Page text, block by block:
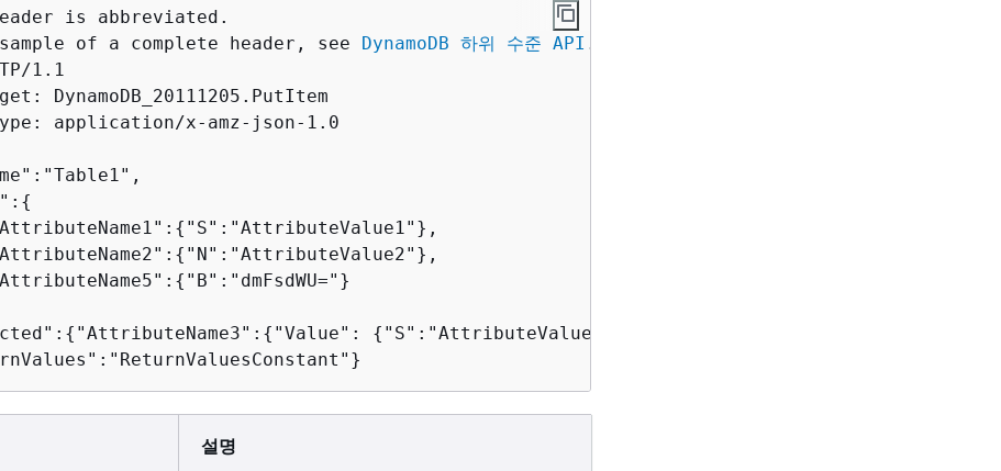
is abbreviated.
of a complete header, see DynamoDB 하위 수준 API .
1.1
DynamoDB_20111205.PutItem
application/x-amz-json-1.0
{
{ "S":"AttributeValue1"},
{ "N":"AttributeValue2"},
{ "B":"dmFsdWU="}
{ "AttributeName3": { "Value": { "S":"AttributeValue"}, "Exists":Boolean}},
설명